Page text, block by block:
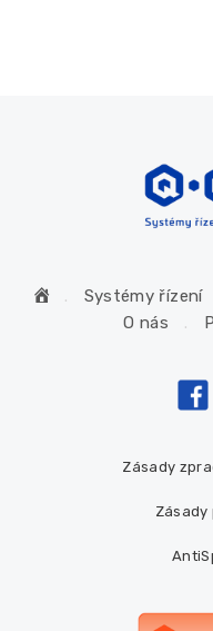
Systémy řízení
O nás
Zásady
Zásady